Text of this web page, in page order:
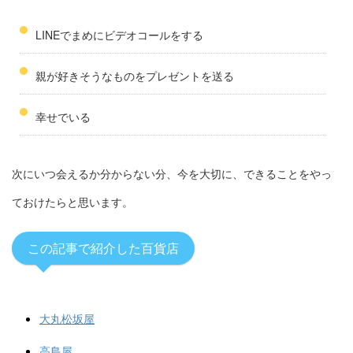
LINEでまめにビデオコールをする
親が好きそうなものをプレゼントを送る
幸せでいる
次にいつ会えるか分からない分、今を大切に、できることをやっ
ておけたらと思います。
この記事で紹介した百貨店
大丸松坂屋